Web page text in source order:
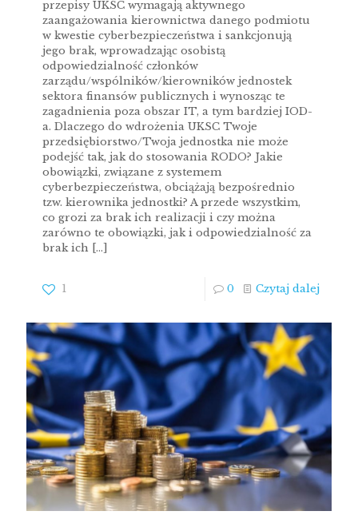
przepisy UKSC wymagają aktywnego
zaangażowania kierownictwa danego podmiotu
w kwestie cyberbezpieczeństwa i sankcjonują
jego brak, wprowadzając osobistą
odpowiedzialność członków
zarządu/wspólników/kierowników jednostek
sektora finansów publicznych i wynosząc te
zagadnienia poza obszar IT, a tym bardziej IOD-
a. Dlaczego do wdrożenia UKSC Twoje
przedsiębiorstwo/Twoja jednostka nie może
podejść tak, jak do stosowania RODO? Jakie
obowiązki, związane z systemem
cyberbezpieczeństwa, obciążają bezpośrednio
tzw. kierownika jednostki? A przede wszystkim,
co grozi za brak ich realizacji i czy można
zarówno te obowiązki, jak i odpowiedzialność za
brak ich […]
1 0 Czytaj dalej